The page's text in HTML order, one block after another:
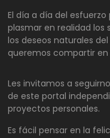
El día a día del
plasmar en realidad los
los deseos naturales
queremos compartir
Les invitamos a
de este portal
proyectos personales.
Es fácil pensar en la